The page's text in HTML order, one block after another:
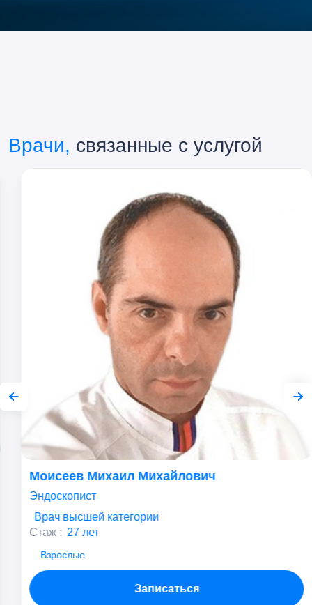
Врачи, связанные с услугой
Моисеев Михаил Михайлович
Эндоскопист
Врач высшей категории
Стаж :
27 лет
Взрослые
Записаться